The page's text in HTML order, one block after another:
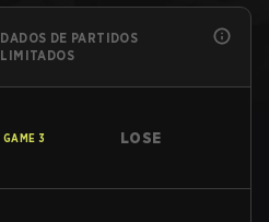
DADOS DE PARTIDOS
LIMITADOS
GAME 3 LOSE